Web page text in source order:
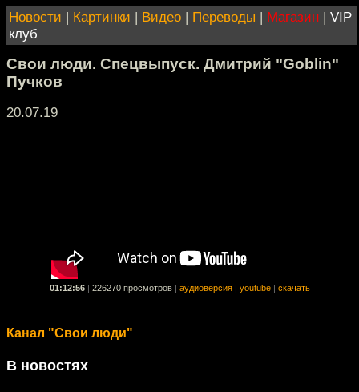
Новости | Картинки | Видео | Переводы | Магазин | VIP
клуб
Свои люди. Спецвыпуск. Дмитрий "Goblin"
Пучков
20.07.19
01:12:56 226270 просмотров аудиоверсия youtube скачать
Канал "Свои люди"
В новостях